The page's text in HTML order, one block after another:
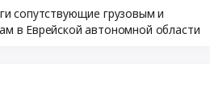
сопутствующие грузовым и
в Еврейской автономной области